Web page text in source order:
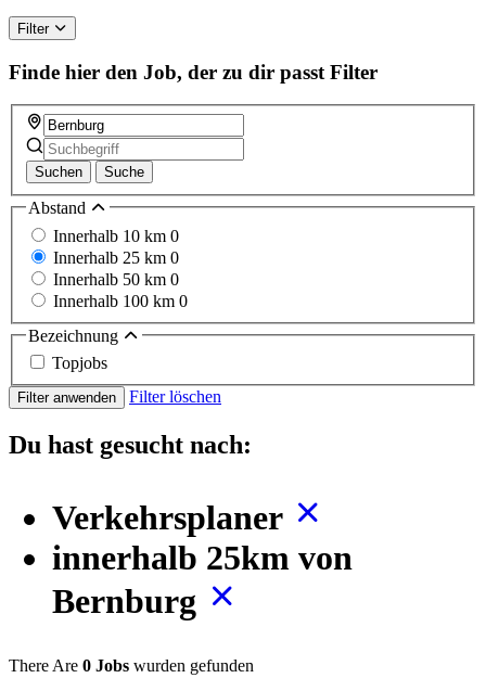
Filter
Finde hier den Job, der zu dir passt Filter
Suchen Suche
Abstand
Innerhalb 10 km 0
Innerhalb 25 km 0
Innerhalb 50 km 0
Innerhalb 100 km 0
Bezeichnung
Topjobs
Filter anwenden Filter löschen
Du hast gesucht nach:
Verkehrsplaner
innerhalb 25km von
Bernburg
There Are 0 Jobs wurden gefunden